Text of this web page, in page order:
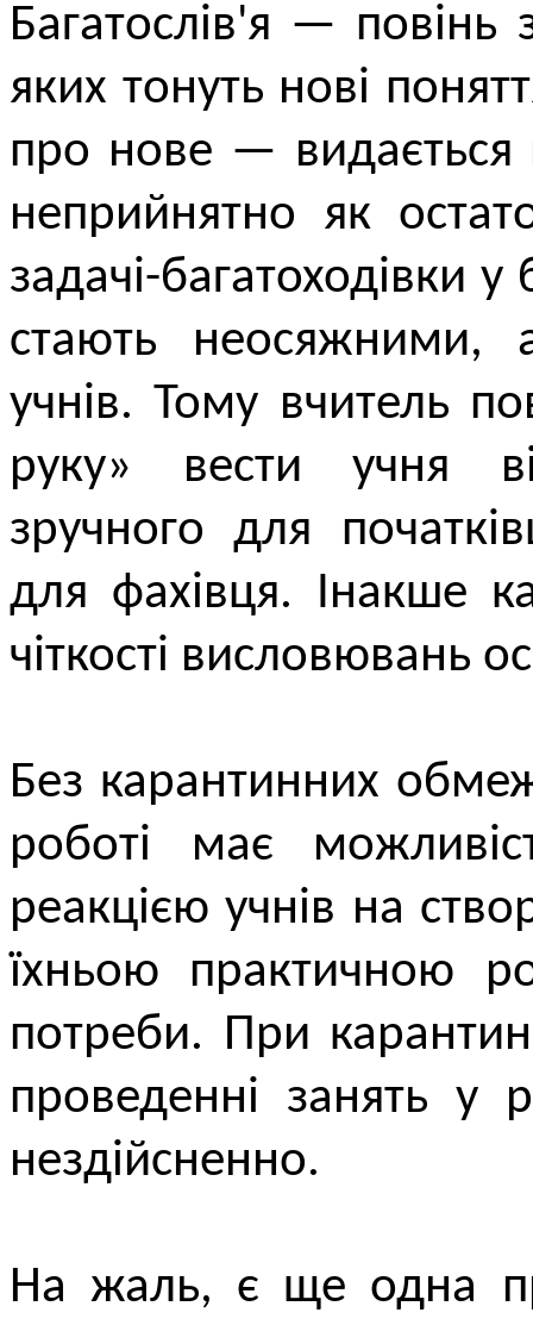
Багатослів'я —
яких тонуть нові
про нове — видається
неприйнятно як
задачі-багатоходівки
стають неосяжними,
учнів. Тому вчитель
руку» вести учня
зручного для
для фахівця. Інакше
чіткості висловювань
Без карантинних
роботі має
реакцією учнів на
їхньою практичною
потреби. При
проведенні занять у
нездійсненно.
На жаль, є ще одна